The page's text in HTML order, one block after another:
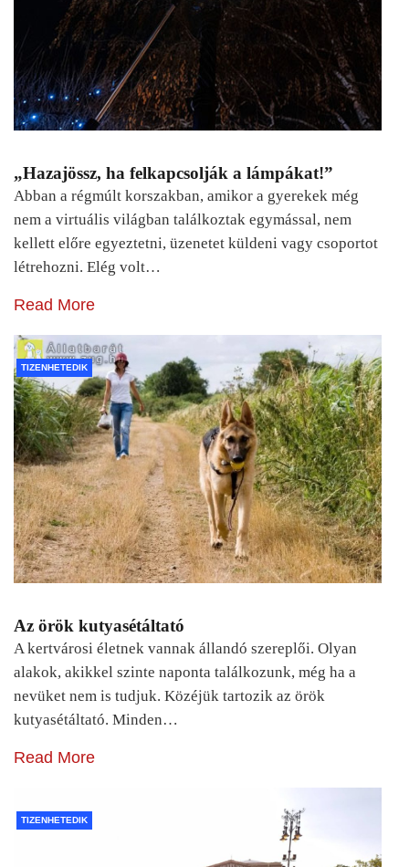
„Hazajössz, ha felkapcsolják a lámpákat!”
Abban a régmúlt korszakban, amikor a gyerekek még
nem a virtuális világban találkoztak egymással, nem
kellett előre egyeztetni, üzenetet küldeni vagy csoportot
létrehozni. Elég volt…
Read More
TIZENHETEDIK
Az örök kutyasétáltató
A kertvárosi életnek vannak állandó szereplői. Olyan
alakok, akikkel szinte naponta találkozunk, még ha a
nevüket nem is tudjuk. Közéjük tartozik az örök
kutyasétáltató. Minden…
Read More
TIZENHETEDIK